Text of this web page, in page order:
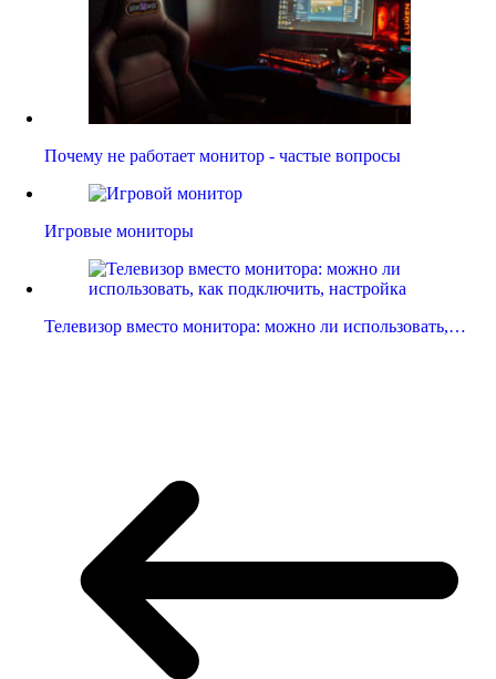
Почему не работает монитор - частые вопросы
Игровые мониторы
Телевизор вместо монитора: можно ли использовать,…